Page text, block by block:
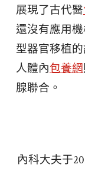
展現了古代醫
還沒有應用
型器官移植
人體內包養網
腺聯合。
內科大夫于